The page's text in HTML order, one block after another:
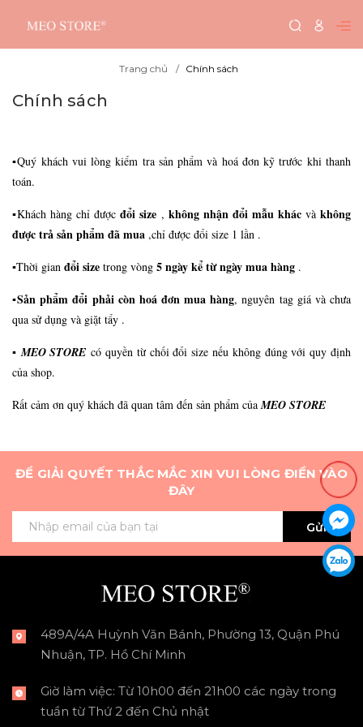
Trang chủ Chính sách
Chính sách
▪️Quý khách vui lòng kiểm tra sản phẩm và hoá đơn kỹ trước khi thanh
toán.
▪️Khách hàng chỉ đượcđổi size , không nhận đổi mẫu khácvàkhông
được trả sản phẩm đã mua ,chỉ được đổi size 1 lần .
▪️Thời gian đổi size trong vòng 5 ngày kể từ ngày mua hàng .
▪️Sản phẩm đổi phải còn hoá đơn mua hàng, nguyên tag giá và chưa
qua sử dụng và giặt tẩy .
▪️MEO STOREcó quyền từ chối đổi size nếu không đúng với quy định
của shop.
Rất cảm ơn quý khách đã quan tâm đến sản phẩm củaMEO STORE
ĐỂ GIẢI QUYẾT THẮC MẮC XIN VUI LÒNG ĐIỀN VÀO
ĐÂY
Gửi
489A/4A Huỳnh Văn Bánh, Phường 13, Quận Phú
Nhuận, TP. Hồ Chí Minh
Giờ làm việc: Từ 10h00 đến 21h00 các ngày trong
tuần từ Thứ 2 đến Chủ nhật